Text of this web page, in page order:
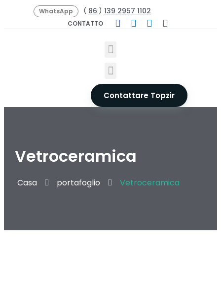
WhatsApp ( 86 ) 139 2957 1102
CONTATTO
Contattare Topzir
Vetroceramica
Casa portafoglio Vetroceramica